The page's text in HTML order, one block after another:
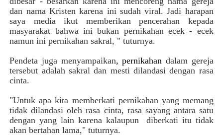
dan nama Kristen karena ini sudah viral. Jadi harapan
saya media ikut memberikan pencerahan kepada
masyarakat bahwa ini bukan pernikahan ecek - ecek
namun ini pernikahan sakral, " tuturnya.
Pendeta juga menyampaikan, pernikahan dalam gereja
tersebut adalah sakral dan mesti dilandasi dengan rasa
cinta.
"Untuk apa kita memberkati pernikahan yang memang
tidak dilandasi oleh rasa cinta, rasa sayang antara satu
dengan yang lain karena kalaupun diberkati itu tidak
akan bertahan lama," tuturnya.